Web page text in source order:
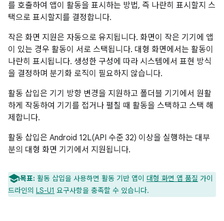
를 호출하여 앱이 활동을 표시하는 방법, 즉 나란히 표시할지 스
택으로 표시할지를 결정합니다.
작은 화면 지원은 자동으로 유지됩니다. 화면이 작은 기기에 앱
이 있는 경우 활동이 서로 스택됩니다. 대형 화면에서는 활동이
나란히 표시됩니다. 생성한 구성에 따라 시스템에서 표현 방식
을 결정하며 분기화 로직이 필요하지 않습니다.
활동 삽입은 기기 방향 변경을 지원하고 폴더블 기기에서 원활
하게 작동하여 기기를 접거나 펼칠 때 활동을 스택하고 스택 해
제합니다.
활동 삽입은 Android 12L(API 수준 32) 이상을 실행하는 대부
분의 대형 화면 기기에서 지원됩니다.
목표: 활동 삽입을 사용하면 활동 기반 앱이 대형 화면 앱 품질 가이
드라인의 LS-U1 요구사항을 충족할 수 있습니다.